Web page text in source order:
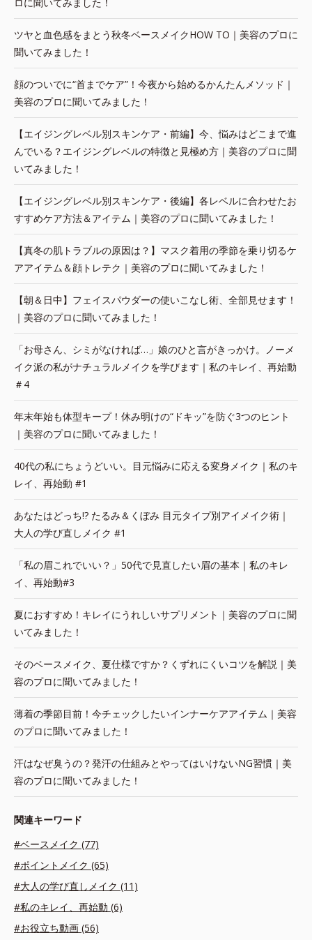
ツヤと血色感をまとう秋冬ベースメイクHOW TO｜美容のプロに
聞いてみました！
顔のついでに“首までケア”！今夜から始めるかんたんメソッド｜
美容のプロに聞いてみました！
【エイジングレベル別スキンケア・前編】今、悩みはどこまで進
んでいる？エイジングレベルの特徴と見極め方｜美容のプロに聞
いてみました！
【エイジングレベル別スキンケア・後編】各レベルに合わせたお
すすめケア方法＆アイテム｜美容のプロに聞いてみました！
【真冬の肌トラブルの原因は？】マスク着用の季節を乗り切るケ
アアイテム＆顔トレテク｜美容のプロに聞いてみました！
【朝＆日中】フェイスパウダーの使いこなし術、全部見せます！
｜美容のプロに聞いてみました！
「お母さん、シミがなければ…」娘のひと言がきっかけ。ノーメ
イク派の私がナチュラルメイクを学びます｜私のキレイ、再始動
＃4
年末年始も体型キープ！休み明けの“ドキッ”を防ぐ3つのヒント
｜美容のプロに聞いてみました！
40代の私にちょうどいい。目元悩みに応える変身メイク｜私のキ
レイ、再始動 #1
あなたはどっち!? たるみ＆くぼみ 目元タイプ別アイメイク術｜
大人の学び直しメイク #1
「私の眉これでいい？」50代で見直したい眉の基本｜私のキレ
イ、再始動#3
夏におすすめ！キレイにうれしいサプリメント｜美容のプロに聞
いてみました！
そのベースメイク、夏仕様ですか？くずれにくいコツを解説｜美
容のプロに聞いてみました！
薄着の季節目前！今チェックしたいインナーケアアイテム｜美容
のプロに聞いてみました！
汗はなぜ臭うの？発汗の仕組みとやってはいけないNG習慣｜美
容のプロに聞いてみました！
関連キーワード
#ベースメイク (77)
#ポイントメイク (65)
#大人の学び直しメイク (11)
#私のキレイ、再始動 (6)
#お役立ち動画 (56)